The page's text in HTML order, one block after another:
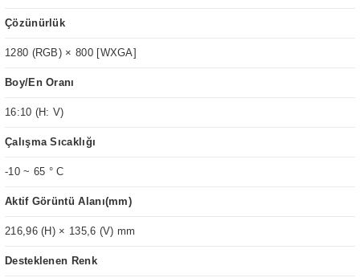
Çözünürlük
1280 (RGB) × 800 [WXGA]
Boy/En Oranı
16:10 (H: V)
Çalışma Sıcaklığı
-10 ~ 65 ° C
Aktif Görüntü Alanı(mm)
216,96 (H) × 135,6 (V) mm
Desteklenen Renk